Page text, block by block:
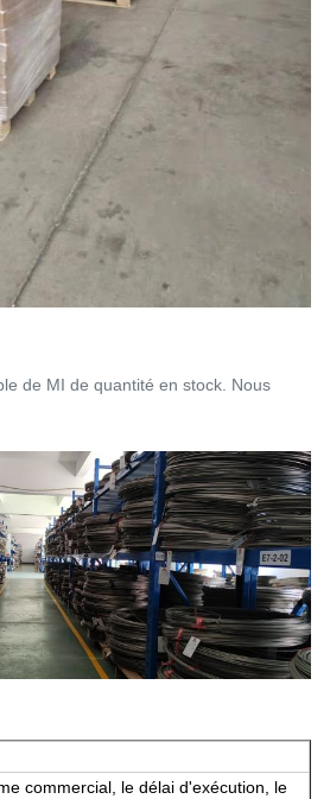
de MI de quantité en stock. Nous
commercial, le délai d'exécution, le